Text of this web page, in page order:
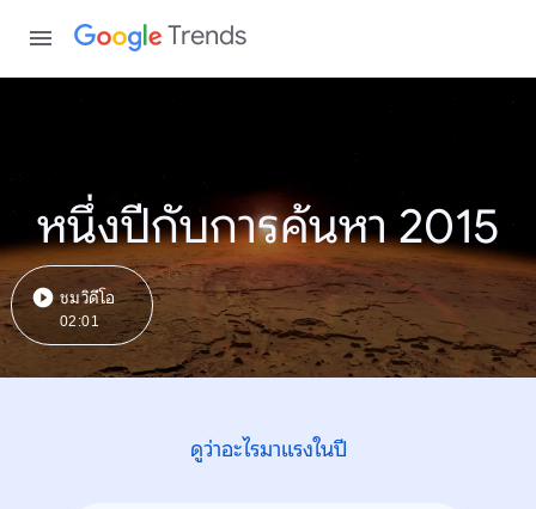
Trends
หนึ่งปีกับการค้นหา 2015
ชมวิดีโอ
02:01
ดูว่าอะไรมาแรงในปี